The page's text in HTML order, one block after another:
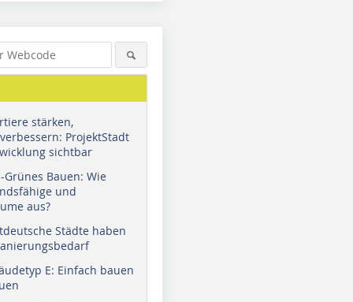
stärken,
ProjektStadt
sichtbar
Grünes Bauen: Wie
und
aus?
Städte haben
E: Einfach bauen